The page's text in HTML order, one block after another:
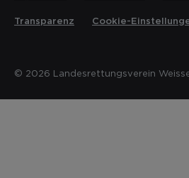
© 2026 Landesrettungsverein
Transparenz Cookie-